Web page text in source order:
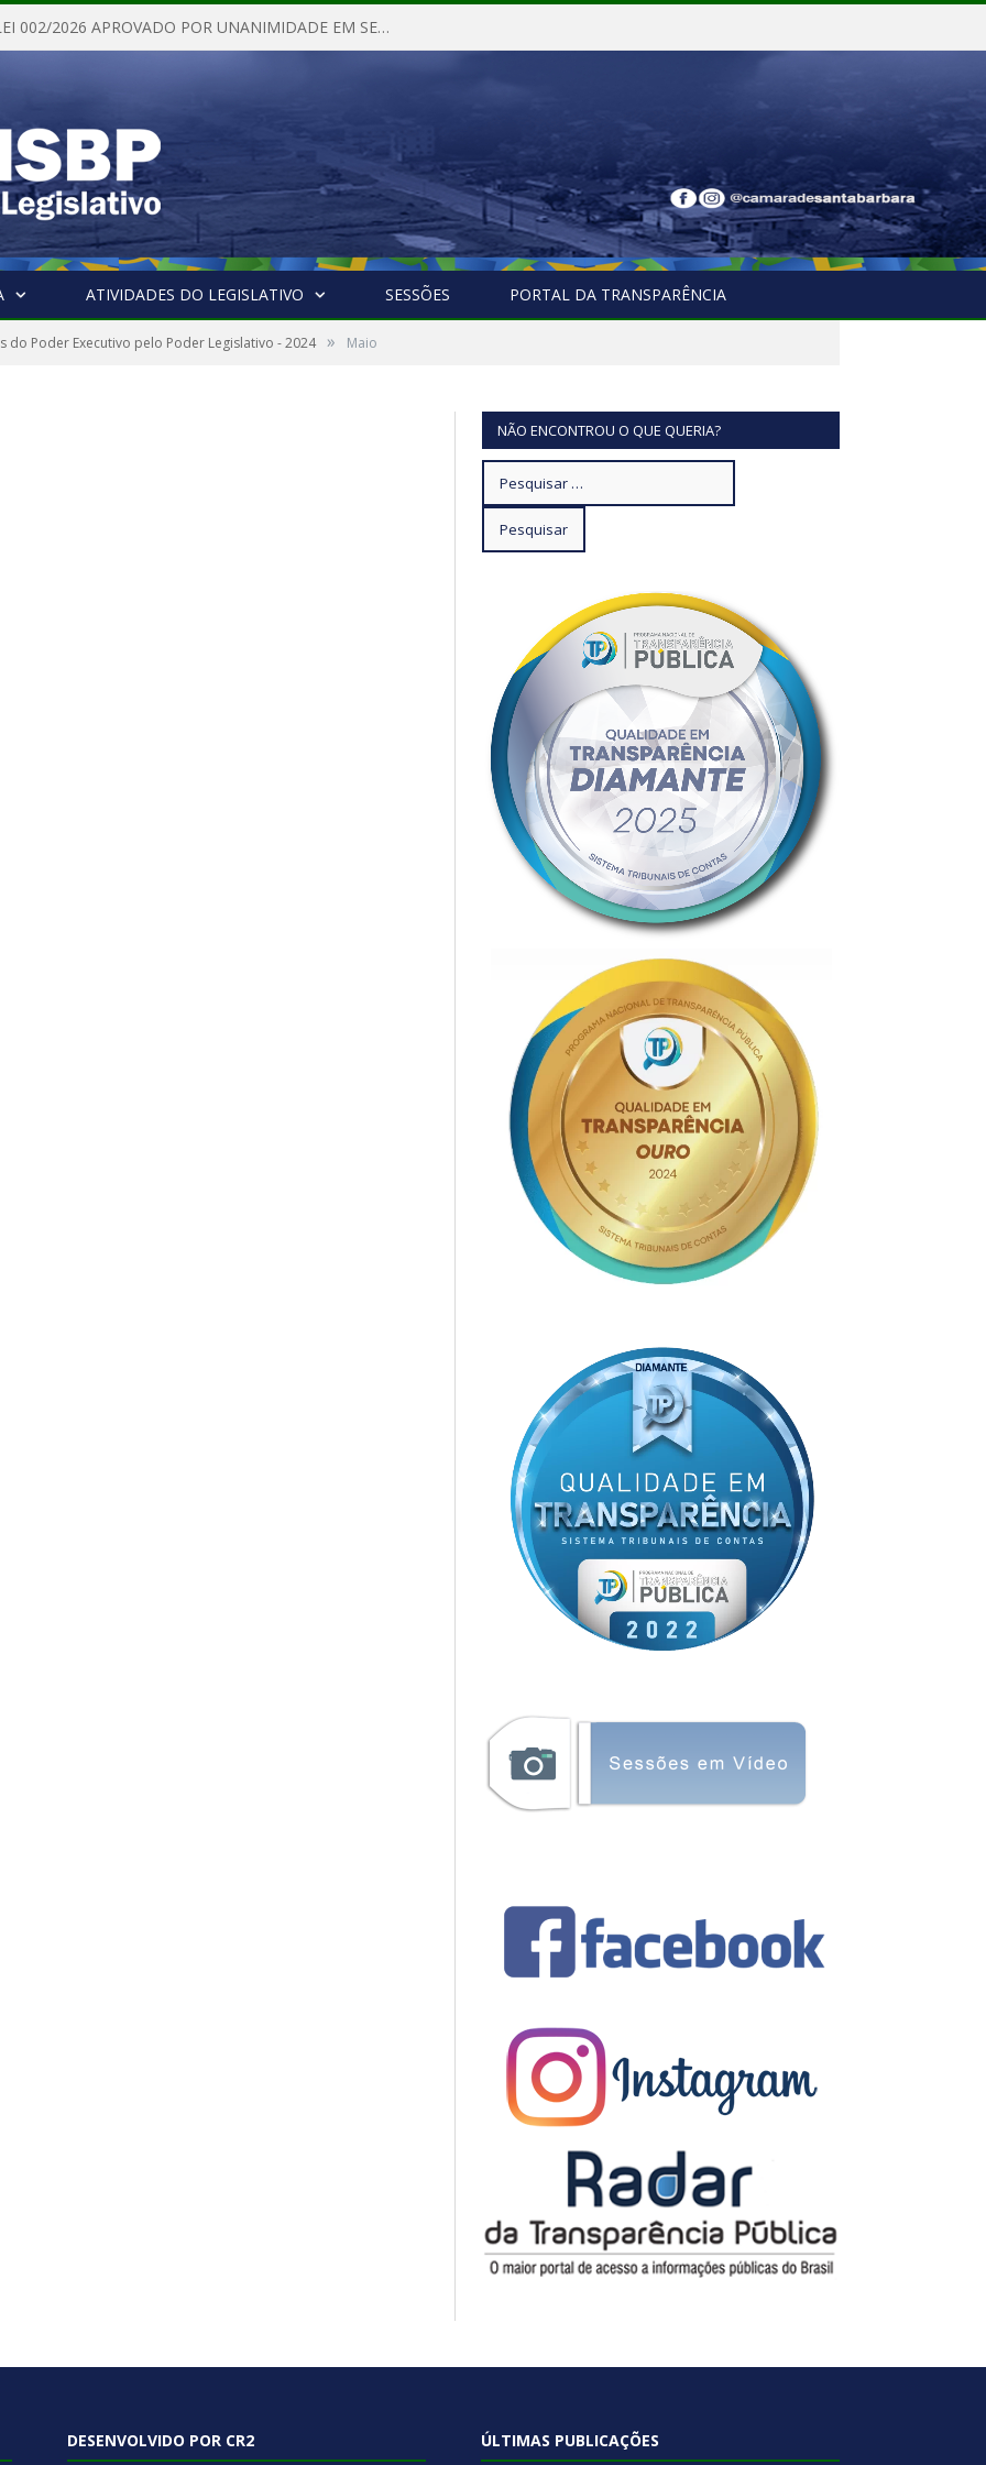
PROJETO DE LEI 002/2026 APROVADO POR UNANIMIDADE EM SESSÃO ORDINÁRIA NESTA QUINTA – FEIRA 28 DE MAIO DE 2026
ATIVIDADES DO LEGISLATIVO SESSÕES PORTAL DA TRANSPARÊNCIA
do Poder Executivo pelo Poder Legislativo - 2024 » Maio
NÃO ENCONTROU O QUE QUERIA?
DESENVOLVIDO POR CR2 ÚLTIMAS PUBLICAÇÕES